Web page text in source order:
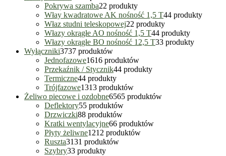
Pokrywa szamba22 produkty
Włay kwadratowe AK nośność 1,5 T44 produkty
Właz studni teleskopowej22 produkty
Włazy okrągłe AO nośność 1,5 T44 produkty
Włazy okrągłe BO nośność 12,5 T33 produkty
Wyłączniki3737 produktów
Jednofazowe1616 produktów
Przekaźnik / Stycznik44 produkty
Termiczne44 produkty
Trójfazowe1313 produktów
Żeliwo piecowe i ozdobne6565 produktów
Deflektory55 produktów
Drzwiczki88 produktów
Kratki wentylacyjne66 produktów
Płyty żeliwne1212 produktów
Ruszta3131 produktów
Szybry33 produkty